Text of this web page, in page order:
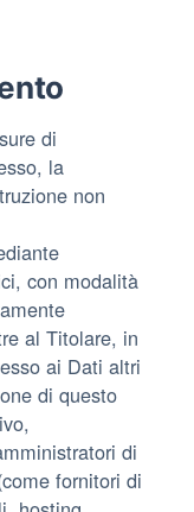
di
la
non
con modalità
al Titolare, in
ai Dati altri
di questo
di
fornitori di